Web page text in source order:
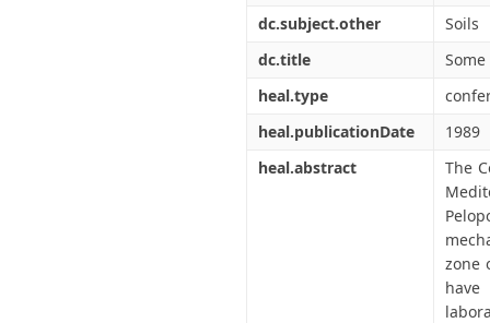
dc.subject.other
Soils
dc.title
heal.type
heal.publicationDate
1989
heal.abstract
The
zone